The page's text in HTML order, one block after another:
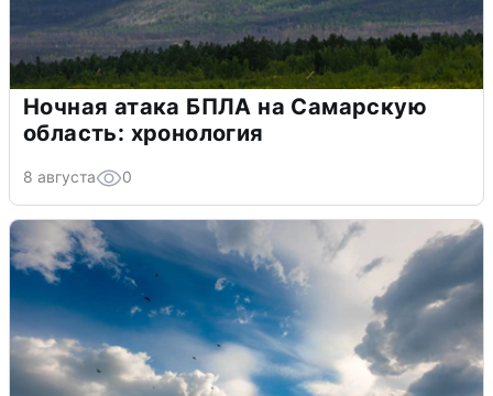
Ночная атака БПЛА на Самарскую
область: хронология
8 августа 0